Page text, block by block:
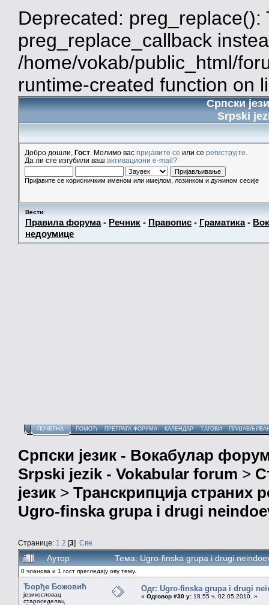
Deprecated:
preg_replace_callback
/home/vokab/public_html/
runtime-created function on
Српски
Srpski
Добро дошли, Гост . Молимо вас пријавите се или се региструјте
Да ли сте изгубили ваш активациони e-mail?
Пријавите се корисничким именом или имејлом, лозинком и дужином сесије
Вести:
Правила форума- Речник - Правопис - Граматика-
недоумице
ПОЧЕТНА ПОМОЋ ПРЕТРАГА ФОРУМА КАЛЕНДАР ТАГОВИ
Српски језик - Вокабулар
Srpski jezik - Vokabular forum >
језик > Транскрипција страних
Ugro-finska grupa i drugi
Странице: 1 2 [3] Све
Аутор Тема: Ugro-finska grupa i drugi
0 чланова и 1 гост прегледају ову тему.
Ђорђе Божовић
језикословац
староседелац
Одг: Ugro-finska grupa i drugi
« Одговор #30 у: 18.55 ч. 02.05.2010. »